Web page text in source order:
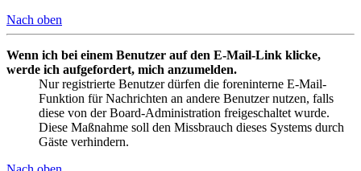
Nach oben
Wenn ich bei einem Benutzer auf den E-Mail-Link klicke,
werde ich aufgefordert, mich anzumelden.
Nur registrierte Benutzer dürfen die foreninterne E-Mail-
Funktion für Nachrichten an andere Benutzer nutzen, falls
diese von der Board-Administration freigeschaltet wurde.
Diese Maßnahme soll den Missbrauch dieses Systems durch
Gäste verhindern.